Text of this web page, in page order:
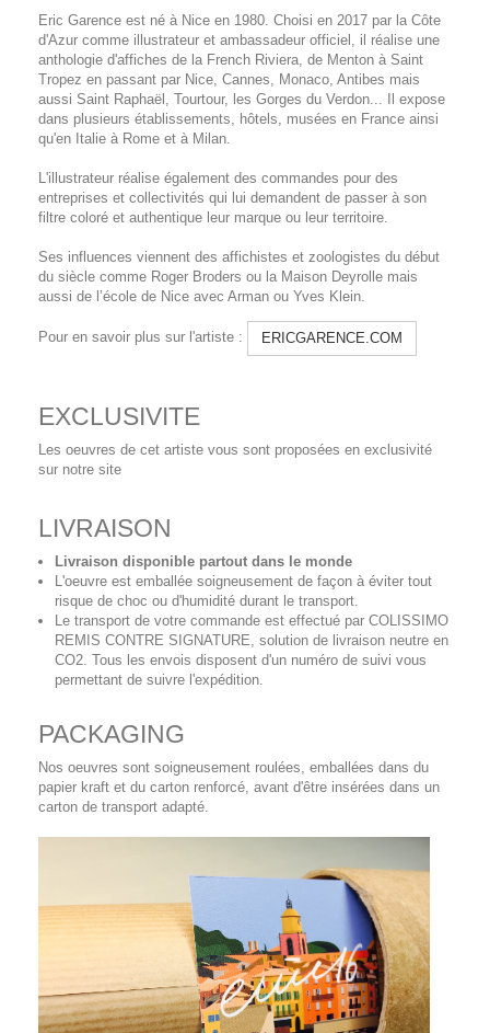
Eric Garence est né à Nice en 1980. Choisi en 2017 par la Côte
d'Azur comme illustrateur et ambassadeur officiel, il réalise une
anthologie d'affiches de la French Riviera, de Menton à Saint
Tropez en passant par Nice, Cannes, Monaco, Antibes mais
aussi Saint Raphaël, Tourtour, les Gorges du Verdon... Il expose
dans plusieurs établissements, hôtels, musées en France ainsi
qu'en Italie à Rome et à Milan.
L'illustrateur réalise également des commandes pour des
entreprises et collectivités qui lui demandent de passer à son
filtre coloré et authentique leur marque ou leur territoire.
Ses influences viennent des affichistes et zoologistes du début
du siècle comme Roger Broders ou la Maison Deyrolle mais
aussi de l’école de Nice avec Arman ou Yves Klein.
Pour en savoir plus sur l'artiste : ERICGARENCE.COM
EXCLUSIVITE
Les oeuvres de cet artiste vous sont proposées en exclusivité
sur notre site
LIVRAISON
Livraison disponible partout dans le monde
L'oeuvre est emballée soigneusement de façon à éviter tout
risque de choc ou d'humidité durant le transport.
Le transport de votre commande est effectué par COLISSIMO
REMIS CONTRE SIGNATURE, solution de livraison neutre en
CO2. Tous les envois disposent d'un numéro de suivi vous
permettant de suivre l'expédition.
PACKAGING
Nos oeuvres sont soigneusement roulées, emballées dans du
papier kraft et du carton renforcé, avant d'être insérées dans un
carton de transport adapté.